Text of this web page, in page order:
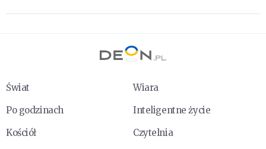
Świat
Wiara
Po godzinach
Inteligentne życie
Kościół
Czytelnia